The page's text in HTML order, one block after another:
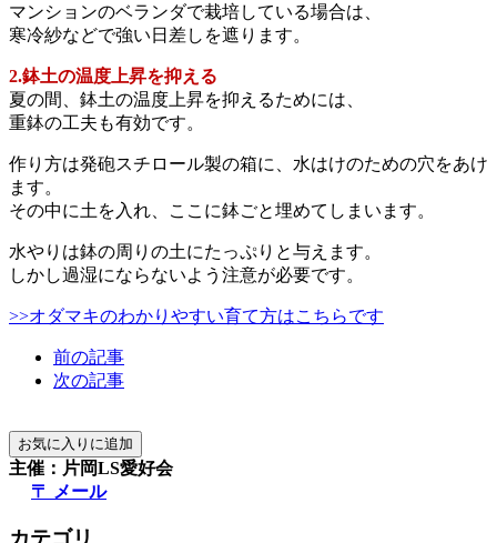
マンションのベランダで栽培している場合は、
寒冷紗などで強い日差しを遮ります。
2.鉢土の温度上昇を抑える
夏の間、鉢土の温度上昇を抑えるためには、
重鉢の工夫も有効です。
作り方は発砲スチロール製の箱に、水はけのための穴をあけ
ます。
その中に土を入れ、ここに鉢ごと埋めてしまいます。
水やりは鉢の周りの土にたっぷりと与えます。
しかし過湿にならないよう注意が必要です。
>>オダマキのわかりやすい育て方はこちらです
前の記事
次の記事
主催：片岡LS愛好会
〒 メール